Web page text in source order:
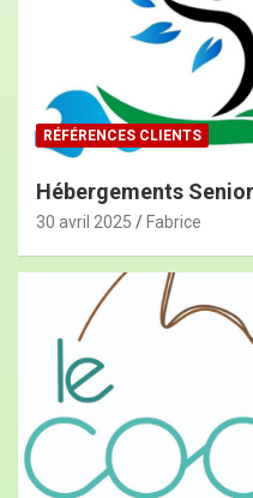
RÉFÉRENCES CLIENTS
Hébergements
30 avril 2025 Fabrice